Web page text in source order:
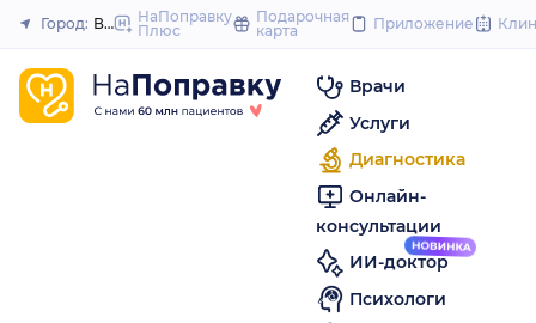
to
Закрыть
Город: Великий Новгород
НаПоправку
Плюс
Подарочная
карта
Приложение
Врачи
Услуги
Диагностика
Онлайн-
консультации
ИИ-доктор
Психологи